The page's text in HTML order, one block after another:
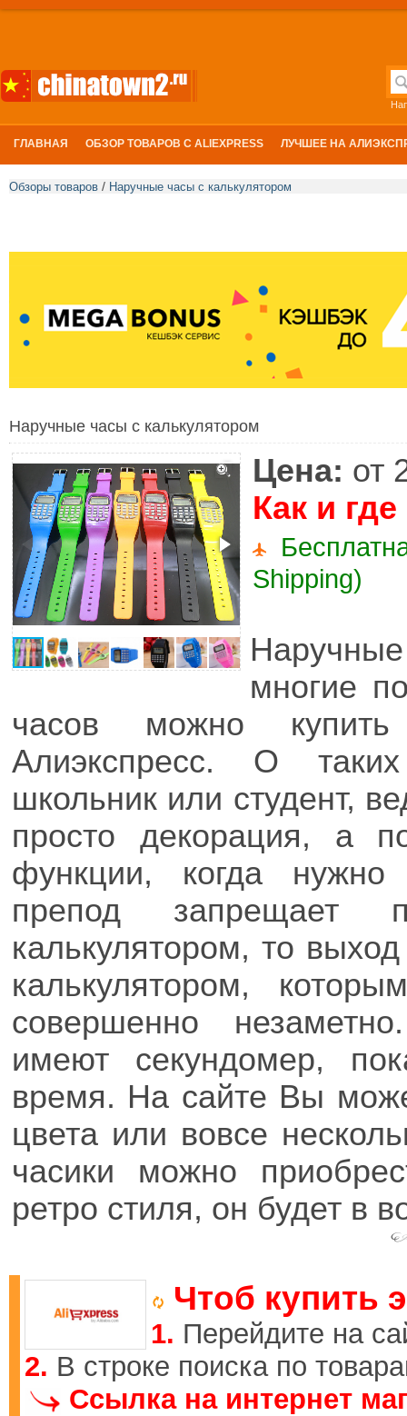
ГЛАВНАЯ ОБЗОР ТОВАРОВ С ALIEXPRESS ЛУЧШЕЕ НА
Обзоры товаров / Наручные часы с калькулятором
Наручные часы с калькулятором
Цена: от
Как и
Shipping)
многие
часов можно
Алиэкспресс. О
школьник или студент,
просто декорация, а
функции, когда нужно
препод запрещает
калькулятором, то
калькулятором,
совершенно
имеют секундомер,
время. На сайте Вы
цвета или вовсе
часики можно
ретро стиля, он будет в
Чтоб купить
1. Перейдите на
2. В строке поиска по
Ссылка на интернет